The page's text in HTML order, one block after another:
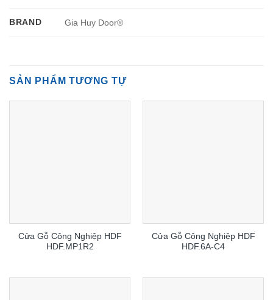
BRAND Gia Huy Door®
SẢN PHẨM TƯƠNG TỰ
Cửa Gỗ Công Nghiệp HDF
HDF.MP1R2
Cửa Gỗ Công Nghiệp HDF
HDF.6A-C4